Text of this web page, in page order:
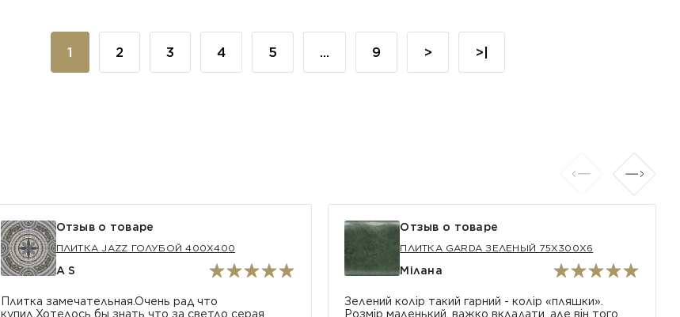
1 2 3 4 5 ... 9 > >|
Отзыв о товаре
ПЛИТКА JAZZ ГОЛУБОЙ 400Х400
A S
Плитка замечательная.Очень рад что
купил.Хотелось бы знать что за светло серая
Отзыв о товаре
ПЛИТКА GARDA ЗЕЛЕНЫЙ 75X300X6
Мілана
Зелений колір такий гарний - колір «пляшки».
Розмір маленький, важко вкладати, але він того